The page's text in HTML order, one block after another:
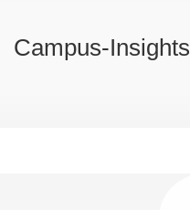
Campus-Insights